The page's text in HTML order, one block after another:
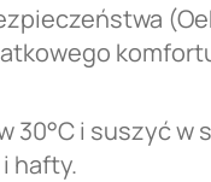
30°C i suszyć
hafty.